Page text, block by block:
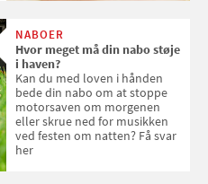
NABOER
Hvor meget må din nabo støje
i haven?
Kan du med loven i hånden
bede din nabo om at stoppe
motorsaven om morgenen
eller skrue ned for musikken
ved festen om natten? Få svar
her